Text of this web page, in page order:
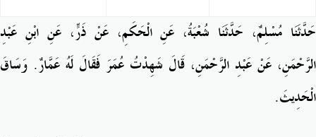
حَدَّثَنَا مُسْلِمٌ، حَدَّثَنَا شُعْبَةُ، عَنِ الْحَكَمِ، عَنْ ذَرٍّ، عَنِ ابْنِ عَبْدِ
الرَّحْمَنِ، عَنْ عَبْدِ الرَّحْمَنِ، قَالَ شَهِدْتُ عُمَرَ فَقَالَ لَهُ عَمَّارٌ‏.‏ وَسَاقَ
الْحَدِيثَ‏.‏